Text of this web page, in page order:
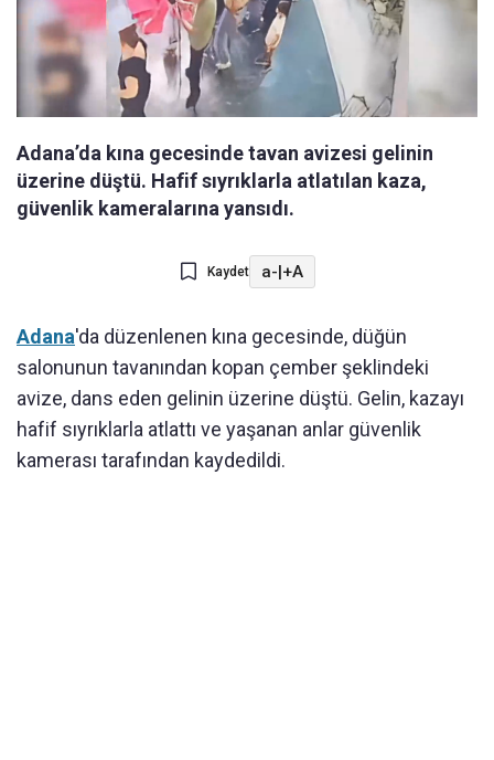
Adana’da kına gecesinde tavan avizesi gelinin
üzerine düştü. Hafif sıyrıklarla atlatılan kaza,
güvenlik kameralarına yansıdı.
Kaydet a-|+A
Adana'da düzenlenen kına gecesinde, düğün
salonunun tavanından kopan çember şeklindeki
avize, dans eden gelinin üzerine düştü. Gelin, kazayı
hafif sıyrıklarla atlattı ve yaşanan anlar güvenlik
kamerası tarafından kaydedildi.